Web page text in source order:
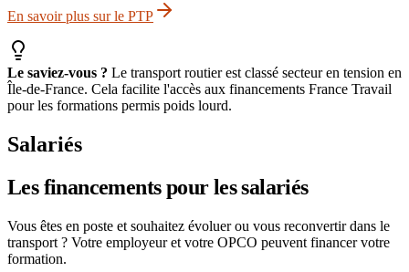
En savoir plus sur le PTP
Le saviez-vous ? Le transport routier est classé secteur en tension en
Île-de-France. Cela facilite l'accès aux financements France Travail
pour les formations permis poids lourd.
Salariés
Les financements pour les salariés
Vous êtes en poste et souhaitez évoluer ou vous reconvertir dans le
transport ? Votre employeur et votre OPCO peuvent financer votre
formation.